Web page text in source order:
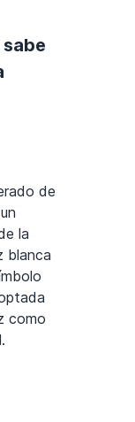
de
la
blanca
como